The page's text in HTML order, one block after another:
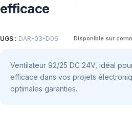
efficace
UGS : DAR-03-D06 Disponible sur
Ventilateur 92/25 DC 24V, idéal
efficace dans vos projets
optimales garanties.